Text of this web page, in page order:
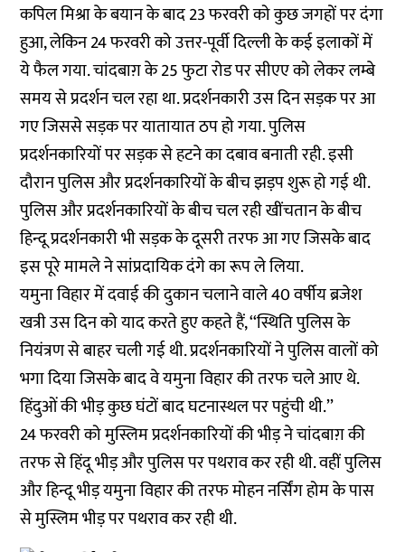
कपिल मिश्रा के बयान के बाद 23 फरवरी को कुछ जगहों पर दंगा
हुआ, लेकिन 24 फरवरी को उत्तर-पूर्वी दिल्ली के कई इलाकों में
ये फैल गया. चांदबाग़ के 25 फुटा रोड पर सीएए को लेकर लम्बे
समय से प्रदर्शन चल रहा था. प्रदर्शनकारी उस दिन सड़क पर आ
गए जिससे सड़क पर यातायात ठप हो गया. पुलिस
प्रदर्शनकारियों पर सड़क से हटने का दबाव बनाती रही. इसी
दौरान पुलिस और प्रदर्शनकारियों के बीच झड़प शुरू हो गई थी.
पुलिस और प्रदर्शनकारियों के बीच चल रही खींचतान के बीच
हिन्दू प्रदर्शनकारी भी सड़क के दूसरी तरफ आ गए जिसके बाद
इस पूरे मामले ने सांप्रदायिक दंगे का रूप ले लिया.
यमुना विहार में दवाई की दुकान चलाने वाले 40 वर्षीय ब्रजेश
खत्री उस दिन को याद करते हुए कहते हैं, ‘‘स्थिति पुलिस के
नियंत्रण से बाहर चली गई थी. प्रदर्शनकारियों ने पुलिस वालों को
भगा दिया जिसके बाद वे यमुना विहार की तरफ चले आए थे.
हिंदुओं की भीड़ कुछ घंटों बाद घटनास्थल पर पहुंची थी.’’
24 फरवरी को मुस्लिम प्रदर्शनकारियों की भीड़ ने चांदबाग़ की
तरफ से हिंदू भीड़ और पुलिस पर पथराव कर रही थी. वहीं पुलिस
और हिन्दू भीड़ यमुना विहार की तरफ मोहन नर्सिंग होम के पास
से मुस्लिम भीड़ पर पथराव कर रही थी.